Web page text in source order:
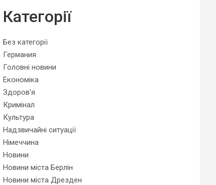
Категорії
Без категорії
Германия
Головні новини
Економіка
Здоров'я
Кримінал
Культура
Надзвичайні ситуації
Німеччина
Новини
Новини міста Берлін
Новини міста Дрезден